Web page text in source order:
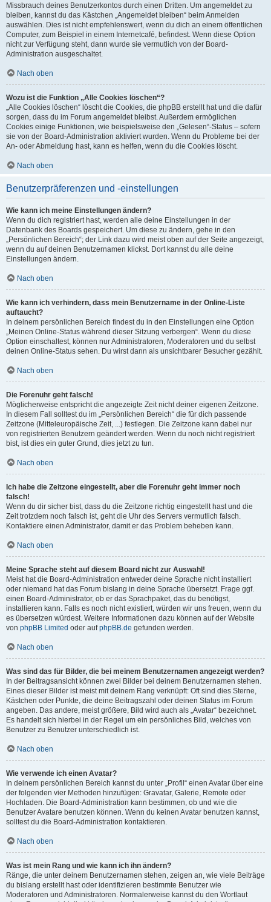
Missbrauch deines Benutzerkontos durch einen Dritten. Um angemeldet zu
bleiben, kannst du das Kästchen „Angemeldet bleiben“ beim Anmelden
auswählen. Dies ist nicht empfehlenswert, wenn du dich an einem öffentlichen
Computer, zum Beispiel in einem Internetcafé, befindest. Wenn diese Option
nicht zur Verfügung steht, dann wurde sie vermutlich von der Board-
Administration ausgeschaltet.
Nach oben
Wozu ist die Funktion „Alle Cookies löschen“?
„Alle Cookies löschen“ löscht die Cookies, die phpBB erstellt hat und die dafür
sorgen, dass du im Forum angemeldet bleibst. Außerdem ermöglichen
Cookies einige Funktionen, wie beispielsweise den „Gelesen“-Status – sofern
sie von der Board-Administration aktiviert wurden. Wenn du Probleme bei der
An- oder Abmeldung hast, kann es helfen, wenn du die Cookies löscht.
Nach oben
Benutzerpräferenzen und -einstellungen
Wie kann ich meine Einstellungen ändern?
Wenn du dich registriert hast, werden alle deine Einstellungen in der
Datenbank des Boards gespeichert. Um diese zu ändern, gehe in den
„Persönlichen Bereich“; der Link dazu wird meist oben auf der Seite angezeigt,
wenn du auf deinen Benutzernamen klickst. Dort kannst du alle deine
Einstellungen ändern.
Nach oben
Wie kann ich verhindern, dass mein Benutzername in der Online-Liste
auftaucht?
In deinem persönlichen Bereich findest du in den Einstellungen eine Option
„Meinen Online-Status während dieser Sitzung verbergen“. Wenn du diese
Option einschaltest, können nur Administratoren, Moderatoren und du selbst
deinen Online-Status sehen. Du wirst dann als unsichtbarer Besucher gezählt.
Nach oben
Die Forenuhr geht falsch!
Möglicherweise entspricht die angezeigte Zeit nicht deiner eigenen Zeitzone.
In diesem Fall solltest du im „Persönlichen Bereich“ die für dich passende
Zeitzone (Mitteleuropäische Zeit, ...) festlegen. Die Zeitzone kann dabei nur
von registrierten Benutzern geändert werden. Wenn du noch nicht registriert
bist, ist dies ein guter Grund, dies jetzt zu tun.
Nach oben
Ich habe die Zeitzone eingestellt, aber die Forenuhr geht immer noch
falsch!
Wenn du dir sicher bist, dass du die Zeitzone richtig eingestellt hast und die
Zeit trotzdem noch falsch ist, geht die Uhr des Servers vermutlich falsch.
Kontaktiere einen Administrator, damit er das Problem beheben kann.
Nach oben
Meine Sprache steht auf diesem Board nicht zur Auswahl!
Meist hat die Board-Administration entweder deine Sprache nicht installiert
oder niemand hat das Forum bislang in deine Sprache übersetzt. Frage ggf.
einen Board-Administrator, ob er das Sprachpaket, das du benötigst,
installieren kann. Falls es noch nicht existiert, würden wir uns freuen, wenn du
es übersetzen würdest. Weitere Informationen dazu können auf der Website
von phpBB Limited oder aufphpBB.de gefunden werden.
Nach oben
Was sind das für Bilder, die bei meinem Benutzernamen angezeigt werden?
In der Beitragsansicht können zwei Bilder bei deinem Benutzernamen stehen.
Eines dieser Bilder ist meist mit deinem Rang verknüpft: Oft sind dies Sterne,
Kästchen oder Punkte, die deine Beitragszahl oder deinen Status im Forum
angeben. Das andere, meist größere, Bild wird auch als „Avatar“ bezeichnet.
Es handelt sich hierbei in der Regel um ein persönliches Bild, welches von
Benutzer zu Benutzer unterschiedlich ist.
Nach oben
Wie verwende ich einen Avatar?
In deinem persönlichen Bereich kannst du unter „Profil“ einen Avatar über eine
der folgenden vier Methoden hinzufügen: Gravatar, Galerie, Remote oder
Hochladen. Die Board-Administration kann bestimmen, ob und wie die
Benutzer Avatare benutzen können. Wenn du keinen Avatar benutzen kannst,
solltest du die Board-Administration kontaktieren.
Nach oben
Was ist mein Rang und wie kann ich ihn ändern?
Ränge, die unter deinem Benutzernamen stehen, zeigen an, wie viele Beiträge
du bislang erstellt hast oder identifizieren bestimmte Benutzer wie
Moderatoren und Administratoren. Normalerweise kannst du den Wortlaut